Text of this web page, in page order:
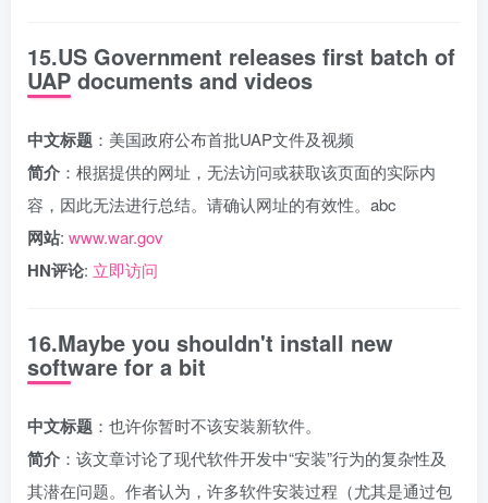
15.US Government releases first batch of
UAP documents and videos
中文标题 ：美国政府公布首批UAP文件及视频
简介 ：根据提供的网址，无法访问或获取该页面的实际内
容，因此无法进行总结。请确认网址的有效性。abc
网站: www.war.gov
HN评论: 立即访问
16.Maybe you shouldn't install new
software for a bit
中文标题 ：也许你暂时不该安装新软件。
简介 ：该文章讨论了现代软件开发中“安装”行为的复杂性及
其潜在问题。作者认为，许多软件安装过程（尤其是通过包